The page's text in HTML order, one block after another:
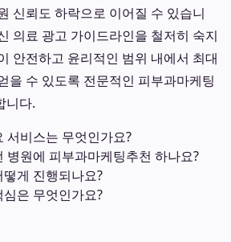
신뢰도 하락으로 이어질 수 있습니
의료 광고 가이드라인을 철저히 숙지
안전하고 윤리적인 범위 내에서 최대
을 수 있도록 전문적인 피부과마케팅
니다.
서비스는 무엇인가요?
병원에 피부과마케팅추천 하나요?
게 진행되나요?
은 무엇인가요?